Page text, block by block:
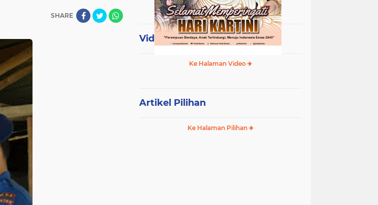
SHARE
Video Terpopuler
Ke Halaman Video
Artikel Pilihan
Ke Halaman Pilihan